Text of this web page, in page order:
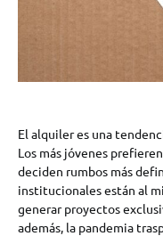
El alquiler es una
Los más jóvenes
deciden rumbos más
institucionales están al
generar proyectos
además, la pandemia